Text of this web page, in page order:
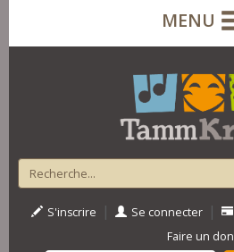
MENU
S'inscrire | Se connecter |
Faire un don